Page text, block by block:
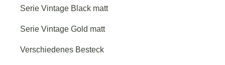
Serie Vintage Black matt
Serie Vintage Gold matt
Verschiedenes Besteck